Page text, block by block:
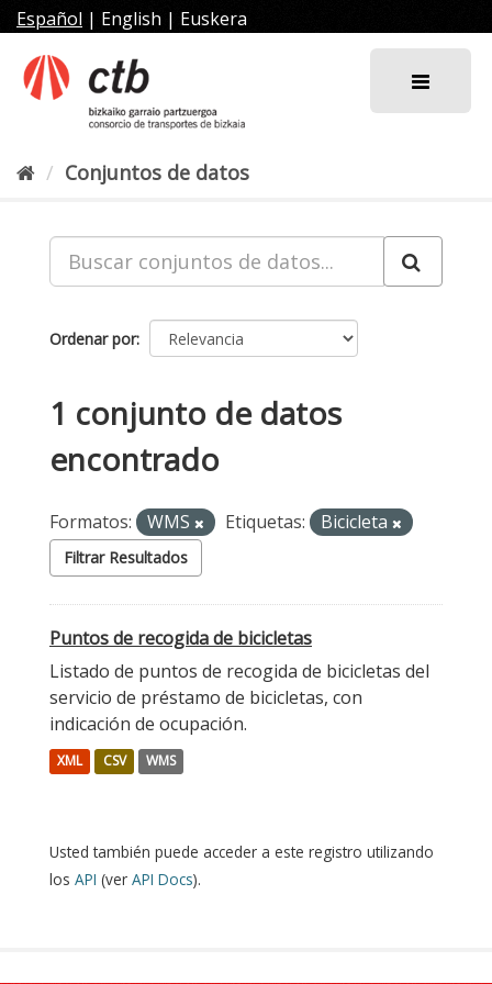
al
contenido
Español | English | Euskera
Conjuntos de datos
Ordenar por
1 conjunto de datos
encontrado
Formatos: WMS Etiquetas: Bicicleta
Filtrar Resultados
Puntos de recogida de bicicletas
Listado de puntos de recogida de bicicletas del
servicio de préstamo de bicicletas, con
indicación de ocupación.
XML CSV WMS
Usted también puede acceder a este registro utilizando
los API (ver API Docs).